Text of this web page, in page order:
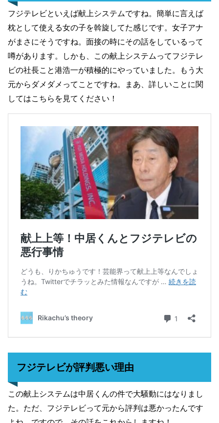
フジテレビといえば献上システムですね。簡単に言えば
枕として使える女の子を斡旋してた感じです。女子アナ
がまさにそうですね。面接の時にその話をしているって
噂があります。しかも、この献上システムってフジテレ
ビの社長こと港浩一が積極的にやっていました。もう大
元からダメダメってことですね。まあ、詳しいことに関
してはこちらを見てください！
フジテレビが評判悪い理由
この献上システムは中居くんの件で大騒動にはなりまし
た。ただ、フジテレビって元から評判は悪かったんです